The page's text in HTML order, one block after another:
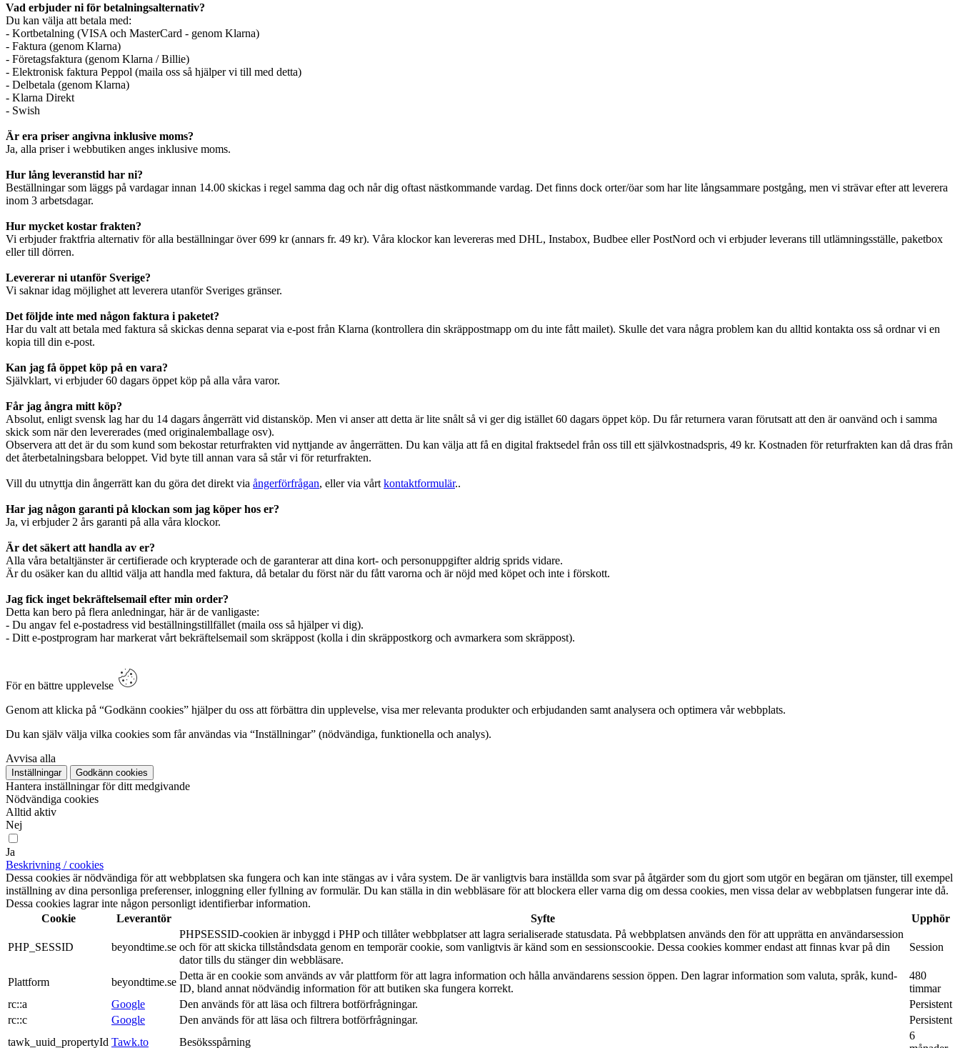
Vad erbjuder ni för betalningsalternativ?
Du kan välja att betala med:
- Kortbetalning (VISA och MasterCard - genom Klarna)
- Faktura (genom Klarna)
- Företagsfaktura (genom Klarna / Billie)
- Elektronisk faktura Peppol (maila oss så hjälper vi till med detta)
- Delbetala (genom Klarna)
- Klarna Direkt
- Swish
Är era priser angivna inklusive moms?
Ja, alla priser i webbutiken anges inklusive moms.
Hur lång leveranstid har ni?
Beställningar som läggs på vardagar innan 14.00 skickas i regel samma dag och når dig oftast nästkommande vardag. Det finns dock orter/öar som har lite långsammare postgång, men vi strävar efter att leverera
inom 3 arbetsdagar.
Hur mycket kostar frakten?
Vi erbjuder fraktfria alternativ för alla beställningar över 699 kr (annars fr. 49 kr). Våra klockor kan levereras med DHL, Instabox, Budbee eller PostNord och vi erbjuder leverans till utlämningsställe, paketbox
eller till dörren.
Levererar ni utanför Sverige?
Vi saknar idag möjlighet att leverera utanför Sveriges gränser.
Det följde inte med någon faktura i paketet?
Har du valt att betala med faktura så skickas denna separat via e-post från Klarna (kontrollera din skräppostmapp om du inte fått mailet). Skulle det vara några problem kan du alltid kontakta oss så ordnar vi en
kopia till din e-post.
Kan jag få öppet köp på en vara?
Självklart, vi erbjuder 60 dagars öppet köp på alla våra varor.
Får jag ångra mitt köp?
Absolut, enligt svensk lag har du 14 dagars ångerrätt vid distansköp. Men vi anser att detta är lite snålt så vi ger dig istället 60 dagars öppet köp. Du får returnera varan förutsatt att den är oanvänd och i samma
skick som när den levererades (med originalemballage osv).
Observera att det är du som kund som bekostar returfrakten vid nyttjande av ångerrätten. Du kan välja att få en digital fraktsedel från oss till ett självkostnadspris, 49 kr. Kostnaden för returfrakten kan då dras från
det återbetalningsbara beloppet. Vid byte till annan vara så står vi för returfrakten.
Vill du utnyttja din ångerrätt kan du göra det direkt via ångerförfrågan, eller via vårt kontaktformulär..
Har jag någon garanti på klockan som jag köper hos er?
Ja, vi erbjuder 2 års garanti på alla våra klockor.
Är det säkert att handla av er?
Alla våra betaltjänster är certifierade och krypterade och de garanterar att dina kort- och personuppgifter aldrig sprids vidare.
Är du osäker kan du alltid välja att handla med faktura, då betalar du först när du fått varorna och är nöjd med köpet och inte i förskott.
Jag fick inget bekräftelsemail efter min order?
Detta kan bero på flera anledningar, här är de vanligaste:
- Du angav fel e-postadress vid beställningstillfället (maila oss så hjälper vi dig).
- Ditt e-postprogram har markerat vårt bekräftelsemail som skräppost (kolla i din skräppostkorg och avmarkera som skräppost).
För en bättre upplevelse
Genom att klicka på “Godkänn cookies” hjälper du oss att förbättra din upplevelse, visa mer relevanta produkter och erbjudanden samt analysera och optimera vår webbplats.
Du kan själv välja vilka cookies som får användas via “Inställningar” (nödvändiga, funktionella och analys).
Avvisa alla
Inställningar Godkänn cookies
Hantera inställningar för ditt medgivande
Nödvändiga cookies
Alltid aktiv
Nej
Ja
Beskrivning / cookies
Dessa cookies är nödvändiga för att webbplatsen ska fungera och kan inte stängas av i våra system. De är vanligtvis bara inställda som svar på åtgärder som du gjort som utgör en begäran om tjänster, till exempel
inställning av dina personliga preferenser, inloggning eller fyllning av formulär. Du kan ställa in din webbläsare för att blockera eller varna dig om dessa cookies, men vissa delar av webbplatsen fungerar inte då.
Dessa cookies lagrar inte någon personligt identifierbar information.
Cookie
Leverantör Syfte Upphör
PHP_SESSID beyondtime.se
PHPSESSID-cookien är inbyggd i PHP och tillåter webbplatser att lagra serialiserade statusdata. På webbplatsen används den för att upprätta en användarsession
och för att skicka tillståndsdata genom en temporär cookie, som vanligtvis är känd som en sessionscookie. Dessa cookies kommer endast att finnas kvar på din
dator tills du stänger din webbläsare.
Session
Plattform beyondtime.se
Detta är en cookie som används av vår plattform för att lagra information och hålla användarens session öppen. Den lagrar information som valuta, språk, kund-
ID, bland annat nödvändig information för att butiken ska fungera korrekt.
480
timmar
rc::a
Google Den används för att läsa och filtrera botförfrågningar.
Persistent
rc::c
Google Den används för att läsa och filtrera botförfrågningar.
Persistent
tawk_uuid_propertyId Tawk.to Besöksspårning
6